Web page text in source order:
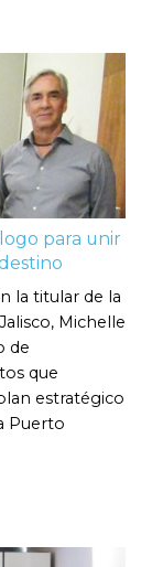
para unir
la titular de la
Michelle
de
que
estratégico
Puerto